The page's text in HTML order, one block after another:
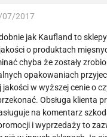
07/2017
jak Kaufland to
o produktach
chyba że zostały
opakowaniach
jakości w wyższej cenie o
Obsługa klienta
na komentarz
i wyprzedaży to